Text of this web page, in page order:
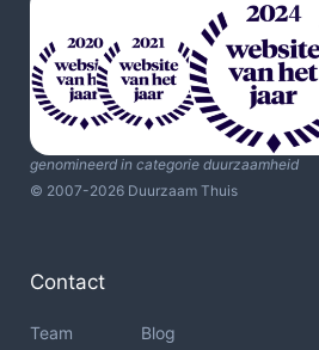
genomineerd in categorie duurzaamheid
© 2007-2026 Duurzaam Thuis
Contact
Team
Blog